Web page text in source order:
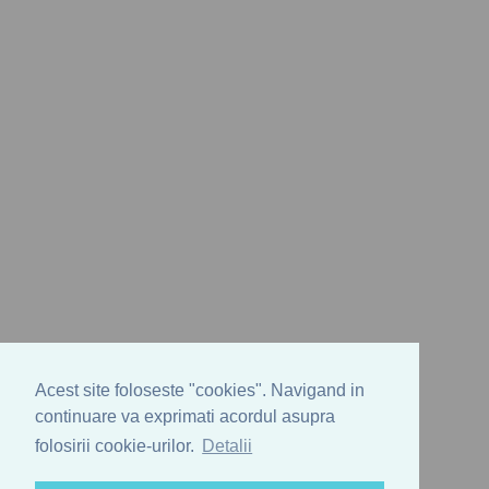
Acest site foloseste "cookies". Navigand in
continuare va exprimati acordul asupra
folosirii cookie-urilor.
Detalii